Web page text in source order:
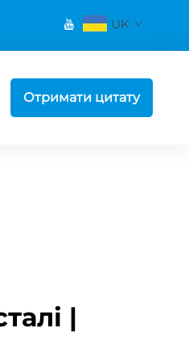
UK
Отримати цитату
|